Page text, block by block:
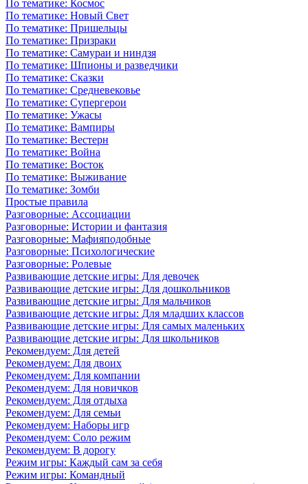
По тематике: Космос
По тематике: Новый Свет
По тематике: Пришельцы
По тематике: Призраки
По тематике: Самураи и ниндзя
По тематике: Шпионы и разведчики
По тематике: Сказки
По тематике: Средневековье
По тематике: Супергерои
По тематике: Ужасы
По тематике: Вампиры
По тематике: Вестерн
По тематике: Война
По тематике: Восток
По тематике: Выживание
По тематике: Зомби
Простые правила
Разговорные: Ассоциации
Разговорные: Истории и фантазия
Разговорные: Мафияподобные
Разговорные: Психологические
Разговорные: Ролевые
Развивающие детские игры: Для девочек
Развивающие детские игры: Для дошкольников
Развивающие детские игры: Для мальчиков
Развивающие детские игры: Для младших классов
Развивающие детские игры: Для самых маленьких
Развивающие детские игры: Для школьников
Рекомендуем: Для детей
Рекомендуем: Для двоих
Рекомендуем: Для компании
Рекомендуем: Для новичков
Рекомендуем: Для отдыха
Рекомендуем: Для семьи
Рекомендуем: Наборы игр
Рекомендуем: Соло режим
Рекомендуем: В дорогу
Режим игры: Каждый сам за себя
Режим игры: Командный